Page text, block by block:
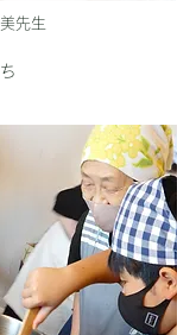
先生